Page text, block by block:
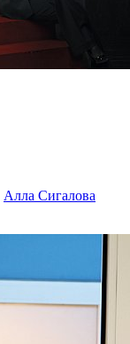
Алла Сигалова